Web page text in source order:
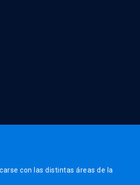
con las distintas áreas de la